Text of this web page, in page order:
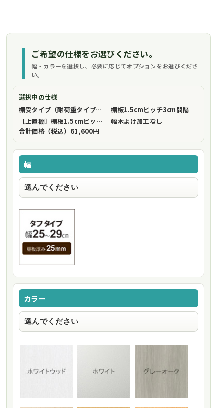
ご希望の仕様をお選びください。
幅・カラーを選択し、必要に応じてオプションをお選びくださ
い。
選択中の仕様
棚受タイプ（耐荷重タイプ）
フリーストップ棚受（標準仕様）
棚板1.5cmピッチ3cm間隔
【上置棚】棚板1.5cmピッチ
3cm間隔
幅木よけ加工なし
合計価格（税込） 61,600円
幅
カラー